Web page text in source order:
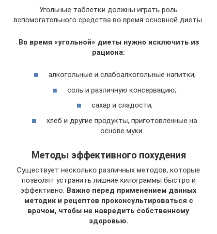
Угольные таблетки должны играть роль
вспомогательного средства во время основной диеты.
Во время «угольной» диеты нужно исключить из
рациона:
алкогольные и слабоалкогольные напитки;
соль и различную консервацию;
сахар и сладости;
хлеб и другие продукты, приготовленные на
основе муки.
Методы эффективного похудения
Существует несколько различных методов, которые
позволят устранить лишние килограммы быстро и
эффективно. Важно перед применением данных
методик и рецептов проконсультироваться с
врачом, чтобы не навредить собственному
здоровью.